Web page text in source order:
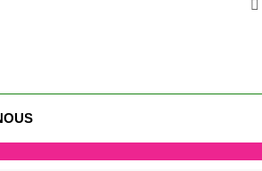
Johaness MAKOUVIA et le Rév. Dr.
de Gouvernance de l’OPPASEC
Agri World Summit 2025 à Durban
Gouvernance de l’OPPASEC.